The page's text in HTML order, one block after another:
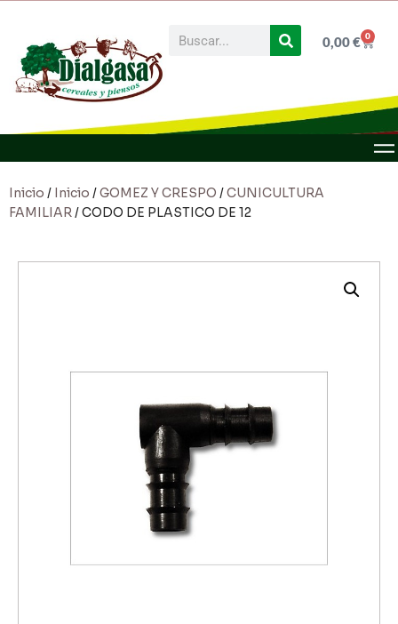
0,00€ 0
Inicio / Inicio /GOMEZ Y CRESPO /CUNICULTURA
FAMILIAR/ CODO DE PLASTICO DE 12